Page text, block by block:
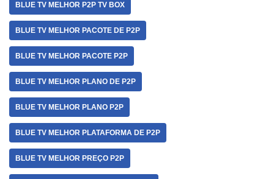
BLUE TV MELHOR P2P TV BOX
BLUE TV MELHOR PACOTE DE P2P
BLUE TV MELHOR PACOTE P2P
BLUE TV MELHOR PLANO DE P2P
BLUE TV MELHOR PLANO P2P
BLUE TV MELHOR PLATAFORMA DE P2P
BLUE TV MELHOR PREÇO P2P